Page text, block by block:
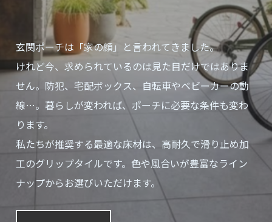
玄関ポーチは「家の顔」と言われてきました。
けれど今、求められているのは見た目だけではありま
せん。防犯、宅配ボックス、自転車やベビーカーの動
線…。暮らしが変われば、ポーチに必要な条件も変わ
ります。
私たちが推奨する最適な床材は、高耐久で滑り止め加
工のグリップタイルです。色や風合いが豊富なライン
ナップからお選びいただけます。